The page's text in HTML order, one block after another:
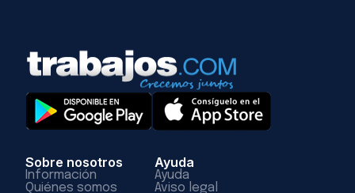
Sobre nosotros
Información
Quiénes somos
Ayuda
Ayuda
Aviso legal